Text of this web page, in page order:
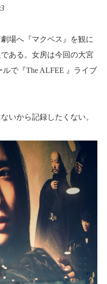
場へ『マクベス』を観に
ある。女房は今回の大宮
で『The ALFEE 』ライブ
いから記録したくない。